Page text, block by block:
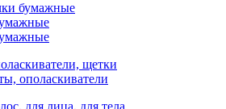
бумажные
щетки
ополаскиватели
для лица, для тела